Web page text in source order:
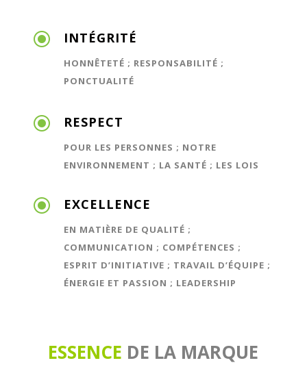
\ INTÉGRITÉ
HONNÊTETÉ ; RESPONSABILITÉ ;
PONCTUALITÉ
\ RESPECT
POUR LES PERSONNES ; NOTRE
ENVIRONNEMENT ; LA SANTÉ ; LES LOIS
\ EXCELLENCE
EN MATIÈRE DE QUALITÉ ;
COMMUNICATION ; COMPÉTENCES ;
ESPRIT D’INITIATIVE ; TRAVAIL D’ÉQUIPE ;
ÉNERGIE ET PASSION ; LEADERSHIP
ESSENCE DE LA MARQUE